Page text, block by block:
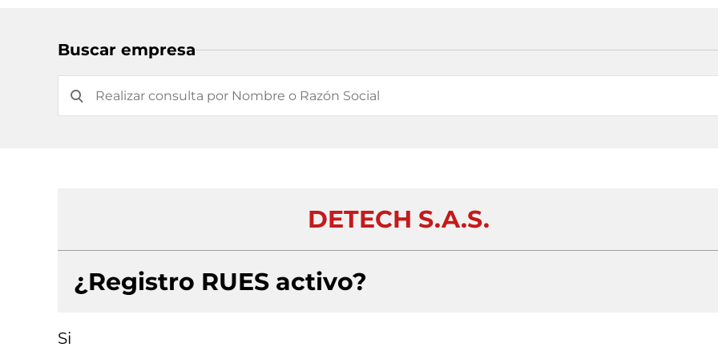
Buscar empresa
DETECH S.A.S.
¿Registro RUES activo?
Si